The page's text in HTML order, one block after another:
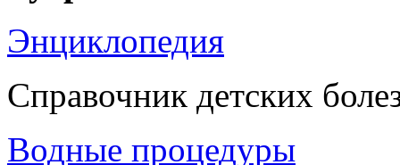
Энциклопедия
Справочник детских
Водные процедуры